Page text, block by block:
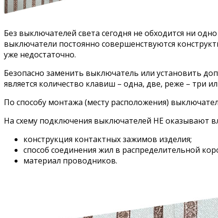
Без выключателей света сегодня не обходится ни
выключатели постоянно совершенствуются
уже недостаточно.
Безопасно заменить выключатель или установить
является количество клавиш – одна, две, реже – три
По способу монтажа (месту расположения)
На схему подключения выключателей НЕ оказывают
конструкция контактных зажимов изделия;
способ соединения жил в распределительной
материал проводников.